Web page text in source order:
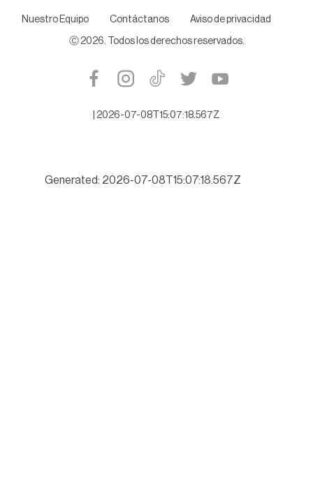
Nuestro Equipo Contáctanos Aviso de privacidad
Ⓒ 2026. Todos los derechos reservados.
2026-07-08T15:07:18.567Z
Generated: 2026-07-08T15:07:18.567Z